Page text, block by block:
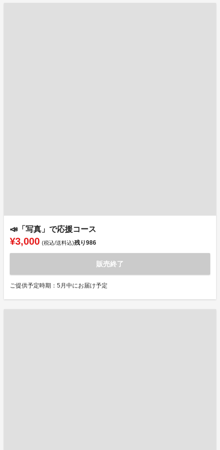
📣「写真」で応援コース
¥3,000 (税込/送料込)残り986
販売終了
ご提供予定時期：5月中にお届け予定